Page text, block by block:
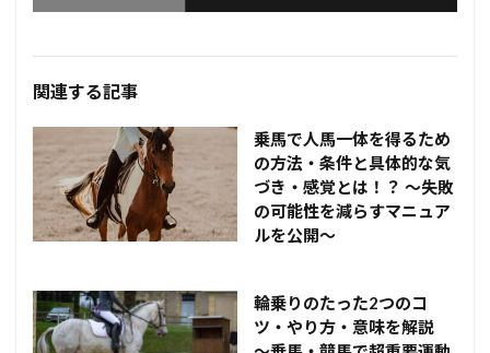
関連する記事
乗馬で人馬一体を得るため
の方法・条件と具体的な気
づき・感覚とは！？ ～失敗
の可能性を減らすマニュア
ルを公開～
輪乗りのたった2つのコ
ツ・やり方・意味を解説